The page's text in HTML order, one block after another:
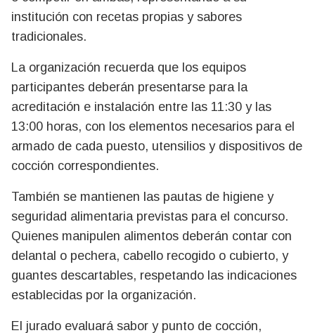
institución con recetas propias y sabores
tradicionales.
La organización recuerda que los equipos
participantes deberán presentarse para la
acreditación e instalación entre las 11:30 y las
13:00 horas, con los elementos necesarios para el
armado de cada puesto, utensilios y dispositivos de
cocción correspondientes.
También se mantienen las pautas de higiene y
seguridad alimentaria previstas para el concurso.
Quienes manipulen alimentos deberán contar con
delantal o pechera, cabello recogido o cubierto, y
guantes descartables, respetando las indicaciones
establecidas por la organización.
El jurado evaluará sabor y punto de cocción,